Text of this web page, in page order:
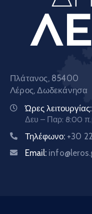
Πλάτανος, 85400
Λέρος, Δωδεκάνησα
Ώρες λειτουργίας:
Δευ – Παρ: 8:00
Τηλέφωνο: +30
Email: